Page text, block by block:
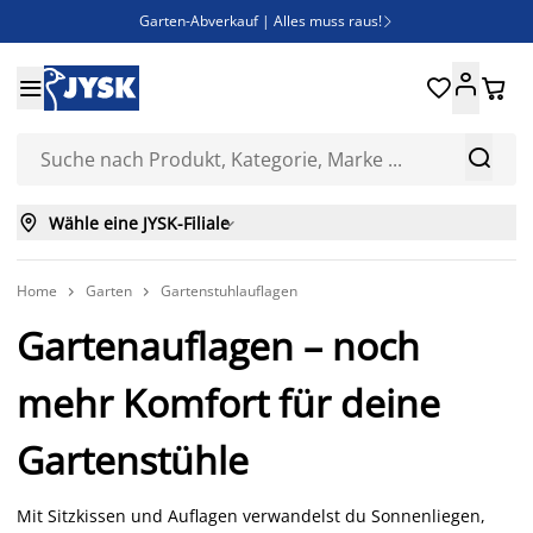
Garten-Abverkauf | Alles muss raus! 
Bist du Unternehmer? Entdecke JYSK-B2B
Esszimmerstuhl ADSLEV um nur 40€


 
 Wähle eine JYSK-Filiale
Home  Garten  Gartenstuhlauflagen
Gartenauflagen – noch
mehr Komfort für deine
Gartenstühle
Mit Sitzkissen und Auflagen verwandelst du Sonnenliegen,